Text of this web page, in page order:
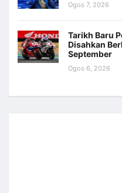
Ogos 7, 2026
Tarikh Baru
Disahkan
September
Ogos 6, 2026